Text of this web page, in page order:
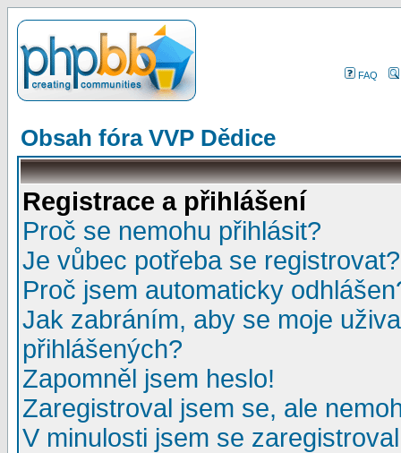
FAQ
Obsah fóra VVP Dědice
Registrace a přihlášení
Proč se nemohu přihlásit?
Je vůbec potřeba se registrovat?
Proč jsem automaticky
Jak zabráním, aby se moje
přihlášených?
Zapomněl jsem heslo!
Zaregistroval jsem se, ale
V minulosti jsem se